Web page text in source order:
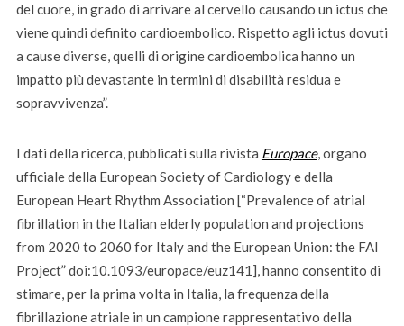
del cuore, in grado di arrivare al cervello causando un ictus che
viene quindi definito cardioembolico. Rispetto agli ictus dovuti
a cause diverse, quelli di origine cardioembolica hanno un
impatto più devastante in termini di disabilità residua e
sopravvivenza”.
I dati della ricerca, pubblicati sulla rivista Europace, organo
ufficiale della European Society of Cardiology e della
European Heart Rhythm Association [“Prevalence of atrial
fibrillation in the Italian elderly population and projections
from 2020 to 2060 for Italy and the European Union: the FAI
Project” doi:10.1093/europace/euz141], hanno consentito di
stimare, per la prima volta in Italia, la frequenza della
fibrillazione atriale in un campione rappresentativo della